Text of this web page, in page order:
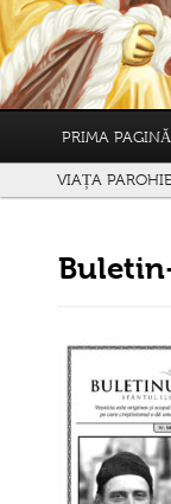
PRIMA PAGINĂ
VIAȚA